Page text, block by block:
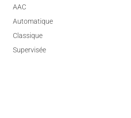
AAC
Automatique
Classique
Supervisée